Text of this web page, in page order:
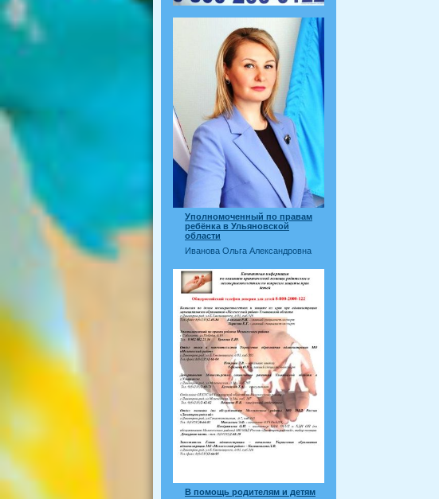
Уполномоченный по правам
ребёнка в Ульяновской
области
Иванова Ольга Александровна
В помощь родителям и детям